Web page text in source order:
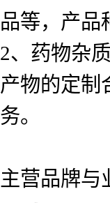
品等，产品
2、药物杂
产物的定制
务。
主营品牌与